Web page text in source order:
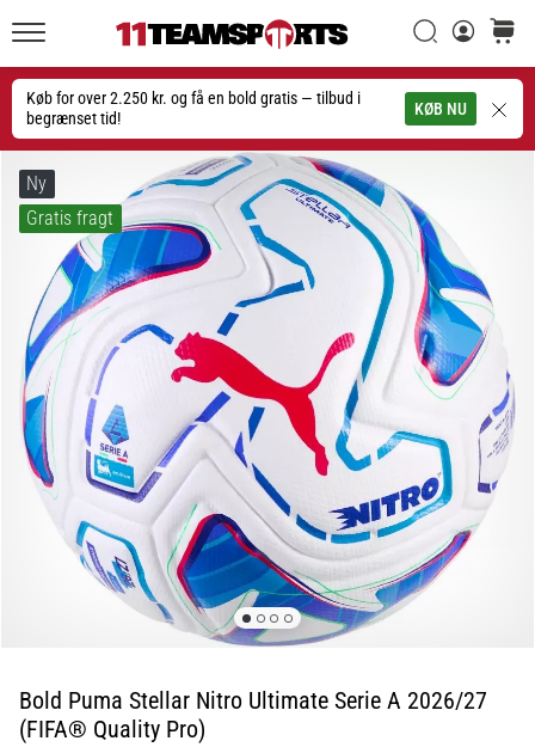
Køb for over 2.250 kr. og få en bold gratis — tilbud i
begrænset tid!
KØB NU
Søgkurv
Søg
20. 1. 2026
•
4 min. Læsning
Nike
Tiempo
Maestro
fodboldstøvler
Skabt
til
touch.
Bygget
til
angreb
Nike
Tiempo
Maestro
fodboldstøvler
11teamsports
Ny
Gratis fragt
Bold Puma Stellar Nitro Ultimate Serie A 2026/27
(FIFA® Quality Pro)